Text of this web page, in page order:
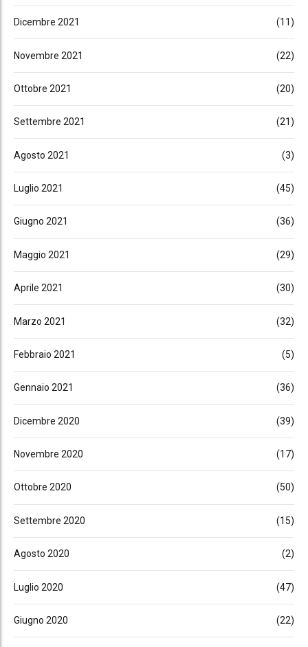
Dicembre 2021 (11)
Novembre 2021 (22)
Ottobre 2021 (20)
Settembre 2021 (21)
Agosto 2021 (3)
Luglio 2021 (45)
Giugno 2021 (36)
Maggio 2021 (29)
Aprile 2021 (30)
Marzo 2021 (32)
Febbraio 2021 (5)
Gennaio 2021 (36)
Dicembre 2020 (39)
Novembre 2020 (17)
Ottobre 2020 (50)
Settembre 2020 (15)
Agosto 2020 (2)
Luglio 2020 (47)
Giugno 2020 (22)